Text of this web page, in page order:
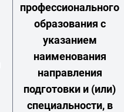
профессионального
образования с
указанием
наименования
направления
подготовки и (или)
специальности, в